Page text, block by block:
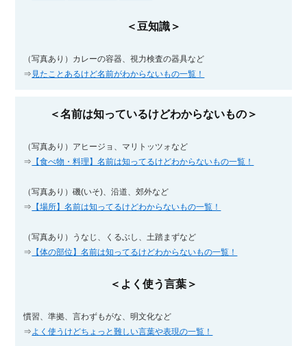
＜豆知識＞
（写真あり）カレーの容器、視力検査の器具など
⇒ 見たことあるけど名前がわからないもの一覧！
＜名前は知っているけどわからないもの＞
（写真あり）アヒージョ、マリトッツォなど
⇒
【食べ物・料理】名前は知ってるけどわからないもの一覧！
（写真あり）磯(いそ)、沿道、郊外など
⇒
【場所】名前は知ってるけどわからないもの一覧！
（写真あり）うなじ、くるぶし、土踏まずなど
⇒
【体の部位】名前は知ってるけどわからないもの一覧！
＜よく使う言葉＞
慣習、準拠、言わずもがな、明文化など
⇒よく使うけどちょっと難しい言葉や表現の一覧！